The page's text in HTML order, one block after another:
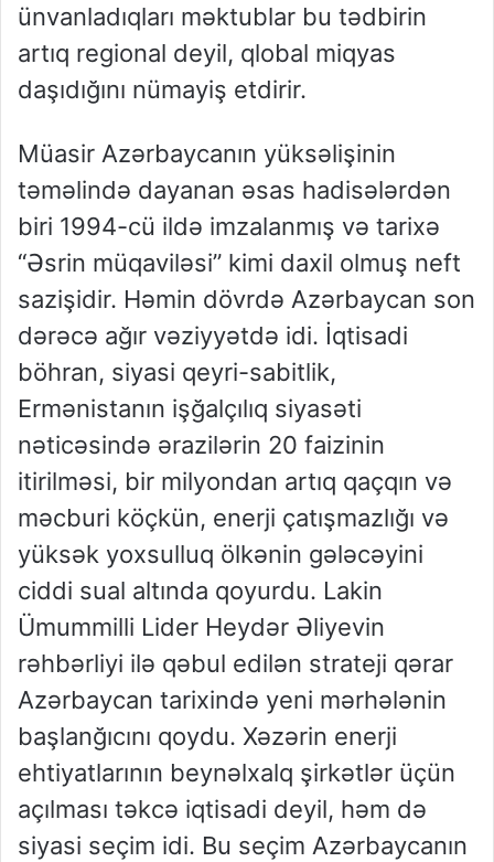
ünvanladıqları məktublar bu tədbirin
artıq regional deyil, qlobal miqyas
daşıdığını nümayiş etdirir.
Müasir Azərbaycanın yüksəlişinin
təməlində dayanan əsas hadisələrdən
biri 1994-cü ildə imzalanmış və tarixə
“Əsrin müqaviləsi” kimi daxil olmuş neft
sazişidir. Həmin dövrdə Azərbaycan son
dərəcə ağır vəziyyətdə idi. İqtisadi
böhran, siyasi qeyri-sabitlik,
Ermənistanın işğalçılıq siyasəti
nəticəsində ərazilərin 20 faizinin
itirilməsi, bir milyondan artıq qaçqın və
məcburi köçkün, enerji çatışmazlığı və
yüksək yoxsulluq ölkənin gələcəyini
ciddi sual altında qoyurdu. Lakin
Ümummilli Lider Heydər Əliyevin
rəhbərliyi ilə qəbul edilən strateji qərar
Azərbaycan tarixində yeni mərhələnin
başlanğıcını qoydu. Xəzərin enerji
ehtiyatlarının beynəlxalq şirkətlər üçün
açılması təkcə iqtisadi deyil, həm də
siyasi seçim idi. Bu seçim Azərbaycanın